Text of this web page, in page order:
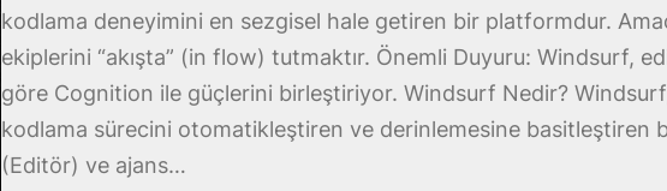
kodlama deneyimini en sezgisel hale getiren bir platformdur.
ekiplerini “akışta” (in flow) tutmaktır. Önemli Duyuru: Windsurf,
göre Cognition ile güçlerini birleştiriyor. Windsurf Nedir?
kodlama sürecini otomatikleştiren ve derinlemesine basitleştiren
(Editör) ve ajans…